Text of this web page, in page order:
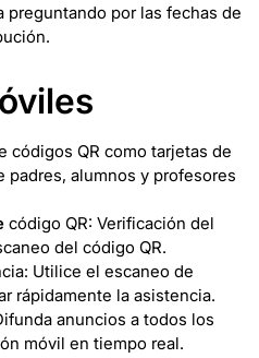
preguntando por las fechas de
códigos QR como tarjetas de
padres, alumnos y profesores
código QR: Verificación del
del código QR.
Utilice el escaneo de
rápidamente la asistencia.
anuncios a todos los
móvil en tiempo real.